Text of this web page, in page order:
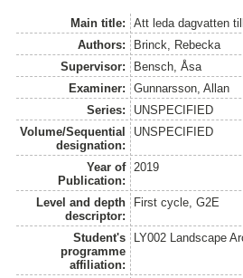
Main title:
Att leda dagvatten
Authors:
Brinck, Rebecka
Supervisor:
Bensch, Åsa
Examiner:
Gunnarsson, Allan
Series:
UNSPECIFIED
Volume/Sequential
designation:
UNSPECIFIED
Year of
Publication:
2019
Level and depth
descriptor:
First cycle, G2E
Student's
programme
affiliation:
LY002 Landscape